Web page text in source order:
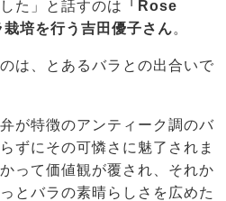
た」と話すのは
「Rose
培を行う吉田優子さん。
は、とあるバラとの出合いで
が特徴のアンティーク調のバ
ずにその可憐さに魅了されま
って価値観が覆され、それか
とバラの素晴らしさを広めた